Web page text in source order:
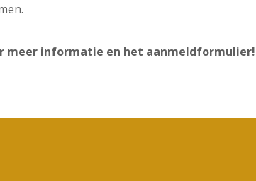
meer informatie en het aanmeldformulier!